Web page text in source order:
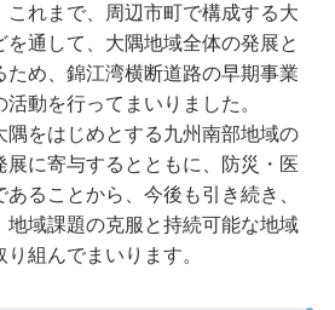
これまで、周辺市町で構成する大
を通して、大隅地域全体の発展と
ため、錦江湾横断道路の早期事業
動を行ってまいりました。
隅をはじめとする九州南部地域の
展に寄与するとともに、防災・医
ることから、今後も引き続き、
地域課題の克服と持続可能な地域
組んでまいります。